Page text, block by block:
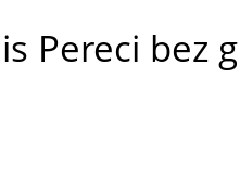
Pereci bez